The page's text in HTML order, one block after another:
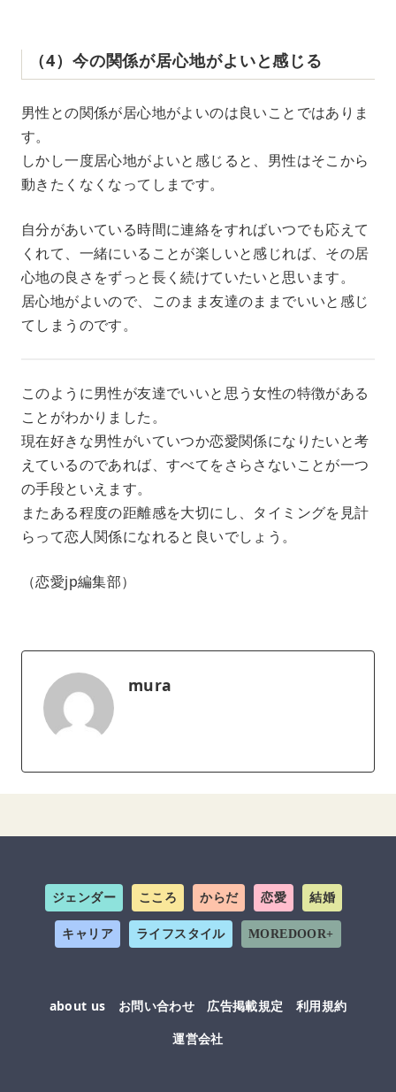
（4）今の関係が居心地がよいと感じる
男性との関係が居心地がよいのは良いことではありま
す。
しかし一度居心地がよいと感じると、男性はそこから
動きたくなくなってしまです。
自分があいている時間に連絡をすればいつでも応えて
くれて、一緒にいることが楽しいと感じれば、その居
心地の良さをずっと長く続けていたいと思います。
居心地がよいので、このまま友達のままでいいと感じ
てしまうのです。
このように男性が友達でいいと思う女性の特徴がある
ことがわかりました。
現在好きな男性がいていつか恋愛関係になりたいと考
えているのであれば、すべてをさらさないことが一つ
の手段といえます。
またある程度の距離感を大切にし、タイミングを見計
らって恋人関係になれると良いでしょう。
（恋愛jp編集部）
mura
ジェンダー こころ からだ 恋愛 結婚
キャリア ライフスタイル MOREDOOR+
about us お問い合わせ 広告掲載規定
利用規約
運営会社